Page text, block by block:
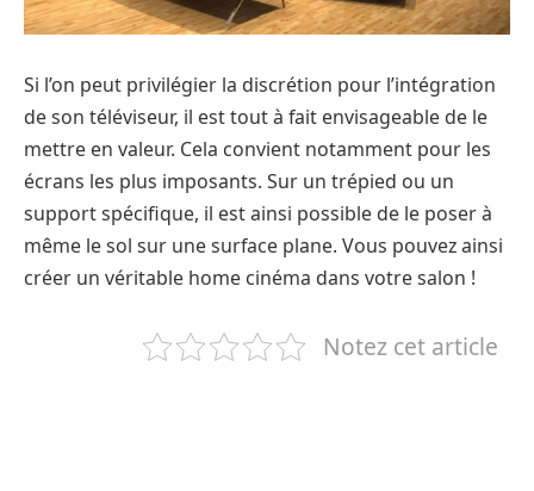
Si l’on peut privilégier la discrétion pour l’intégration
de son téléviseur, il est tout à fait envisageable de le
mettre en valeur. Cela convient notamment pour les
écrans les plus imposants. Sur un trépied ou un
support spécifique, il est ainsi possible de le poser à
même le sol sur une surface plane. Vous pouvez ainsi
créer un véritable home cinéma dans votre salon !
Notez cet article